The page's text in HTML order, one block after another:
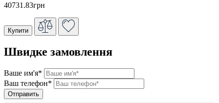
40731.83грн
Купити
Швидке замовлення
Ваше им'я*
Ваш телефон*